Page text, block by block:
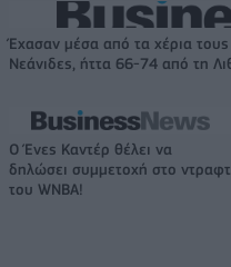
Έχασαν μέσα από τα χέρια
Νεάνιδες, ήττα 66-74 από τη
Ο Ένες Καντέρ θέλει να
δηλώσει συμμετοχή στο ντραφτ
του WNBA!